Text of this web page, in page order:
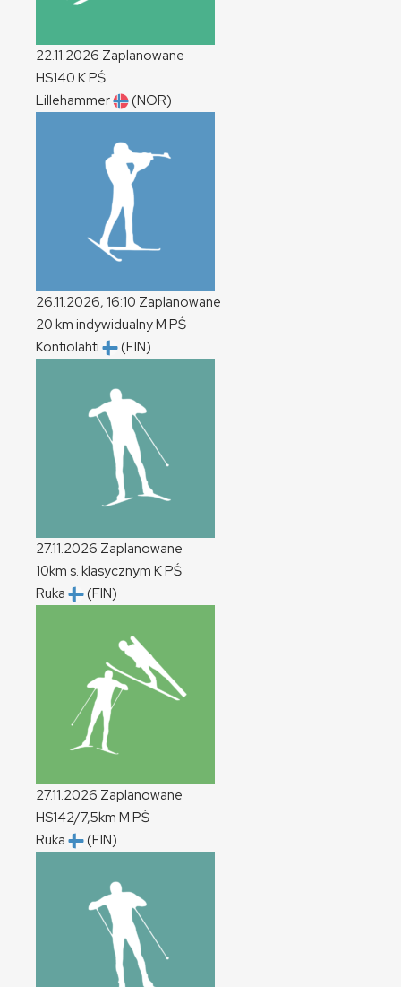
22.11.2026 Zaplanowane
HS140 KPŚ
Lillehammer
(NOR)
26.11.2026, 16:10 Zaplanowane
20 km indywidualnyM PŚ
Kontiolahti
(FIN)
27.11.2026 Zaplanowane
10km s. klasycznym KPŚ
Ruka
(FIN)
27.11.2026 Zaplanowane
HS142/7,5km M PŚ
Ruka
(FIN)